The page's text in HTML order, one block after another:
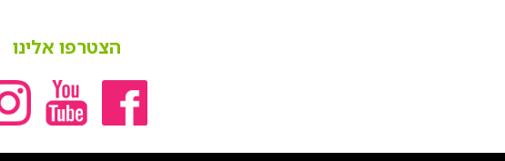
הצטרפו אלינו